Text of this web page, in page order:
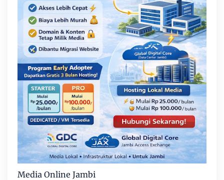
Media Online Jambi